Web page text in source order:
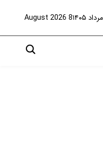
8 August 2026